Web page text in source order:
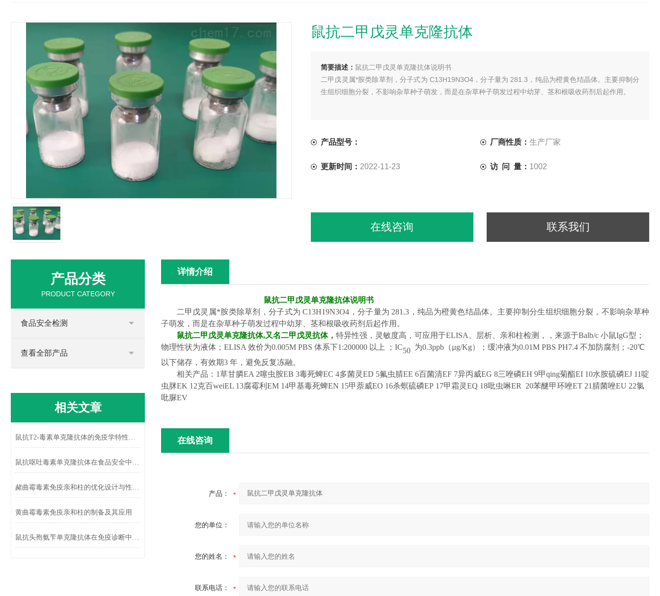
鼠抗二甲戊灵单克隆抗体
简要描述： 鼠抗二甲戊灵单克隆抗体说明书
二甲戊灵属*胺类除草剂，分子式为 C13H19N3O4，分子量为 281.3，纯品为橙黄色结晶体。主要抑制分
生组织细胞分裂，不影响杂草种子萌发，而是在杂草种子萌发过程中幼芽、茎和根吸收药剂后起作用。
产品型号： 厂商性质： 生产厂家
更新时间： 2022-11-23 访 问 量： 1002
在线咨询 联系我们
详情介绍
鼠抗二甲戊灵单克隆抗体说明书
二甲戊灵属*胺类除草剂 ，分子式为 C13H19N3O4，分子量为 281.3，纯品为橙黄色结晶体。主要抑制 分生组织细胞分裂，不影响杂草种
子萌发，而是在杂草种子萌发过程中幼芽、茎和根吸收药剂后起作用。
鼠抗二甲戊灵单克隆抗体,又名二甲戊灵抗体， 特异性强，灵敏度高，可应用于ELISA、层析、亲和柱检测，，来源于Balb/c 小鼠IgG型；
物理性状为液体； ELISA 效价为0.005M PBS 体系下1:200000 以上 ； IC50 为0.3ppb（µg/Kg） ； 缓冲液为0.01M PBS PH7.4 不加防腐剂 ； -20℃
以下储存，有效期3 年，避免反复冻融。
相关产品 ： 1草甘膦EA 2噻虫胺EB 3毒死蜱EC 4多菌灵ED 5氟虫腈EE 6百菌清EF 7异丙威EG 8三唑磷EH 9甲qing菊酯EI 10水胺硫磷EJ 11 啶
虫脒EK 12克百weiEL 13腐霉利 EM 14甲基毒死蜱EN 15甲萘威EO 16杀螟硫磷EP 17甲霜灵EQ 18吡虫啉ER 20苯醚甲环唑ET 21 腈菌唑EU 22氯
吡脲EV
在线咨询
产品：
您的单位：
您的姓名：
联系电话：
产品分类
PRODUCT CATEGORY
食品安全检测
查看全部产品
相关文章
鼠抗T2-毒素单克隆抗体的免疫学特性及应用
鼠抗呕吐毒素单克隆抗体在食品安全中的应用
赭曲霉毒素免疫亲和柱的优化设计与性能提升
黄曲霉毒素免疫亲和柱的制备及其应用
鼠抗头孢氨苄单克隆抗体在免疫诊断中的应用